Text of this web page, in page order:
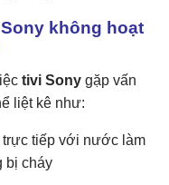
không hoạt
tivi Sony gặp vấn
liệt kê như:
trực tiếp với nước làm
bị cháy